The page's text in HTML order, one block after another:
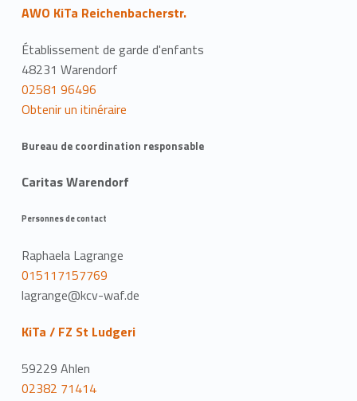
AWO KiTa Reichenbacherstr.
Établissement de garde d'enfants
48231 Warendorf
02581 96496
Obtenir un itinéraire
Bureau de coordination responsable
Caritas Warendorf
Personnes de contact
Raphaela Lagrange
015117157769
lagrange@kcv-waf.de
KiTa / FZ St Ludgeri
59229 Ahlen
02382 71414